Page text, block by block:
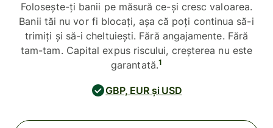
Folosește-ți banii pe măsură ce-și cresc valoarea.
Banii tăi nu vor fi blocați, așa că poți continua să-i
trimiți și să-i cheltuiești. Fără angajamente. Fără
tam-tam. Capital expus riscului, creșterea nu este
garantată.1
GBP, EUR și USD